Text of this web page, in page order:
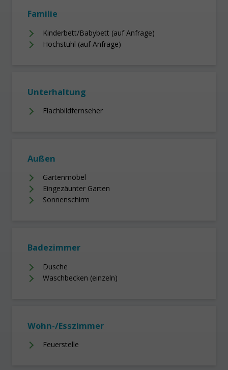
Familie
Kinderbett/Babybett (auf Anfrage)
Hochstuhl (auf Anfrage)
Unterhaltung
Flachbildfernseher
Außen
Gartenmöbel
Eingezäunter Garten
Sonnenschirm
Badezimmer
Dusche
Waschbecken (einzeln)
Wohn-/Esszimmer
Feuerstelle